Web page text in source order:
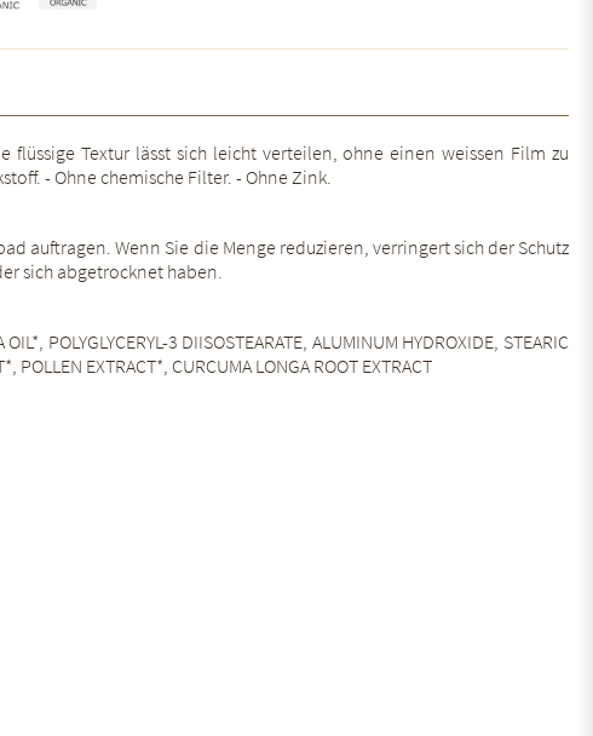
flüssige Textur lässt sich leicht verteilen, ohne einen weissen Film zu
- Ohne chemische Filter. - Ohne Zink.
auftragen. Wenn Sie die Menge reduzieren, verringert sich der Schutz
sich abgetrocknet haben.
POLYGLYCERYL-3 DIISOSTEARATE, ALUMINUM HYDROXIDE, STEARIC
POLLEN EXTRACT*, CURCUMA LONGA ROOT EXTRACT